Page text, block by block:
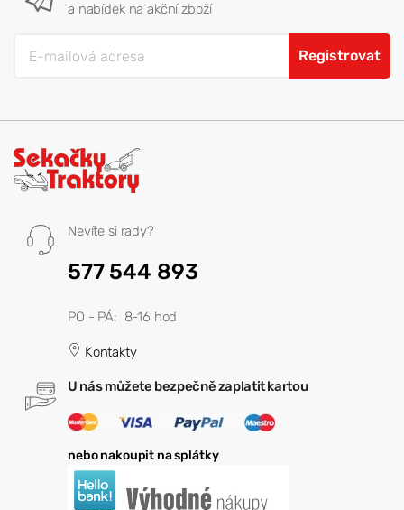
a nabídek na akční zboží
Registrovat
Nevíte si rady?
577 544 893
PO - PÁ: 8-16 hod
Kontakty
U nás můžete bezpečně zaplatit kartou
nebo nakoupit na splátky